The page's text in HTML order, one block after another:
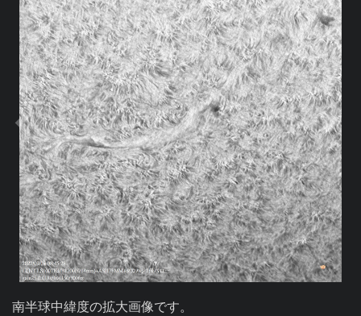
南半球中緯度の拡大画像です。